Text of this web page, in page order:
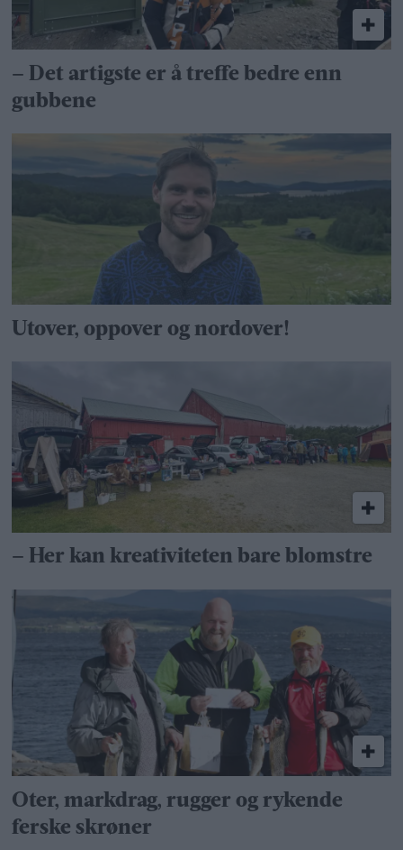
– Det artigste er å treffe bedre enn
gubbene
Utover, oppover og nordover!
– Her kan kreativiteten bare blomstre
Oter, markdrag, rugger og rykende
ferske skrøner